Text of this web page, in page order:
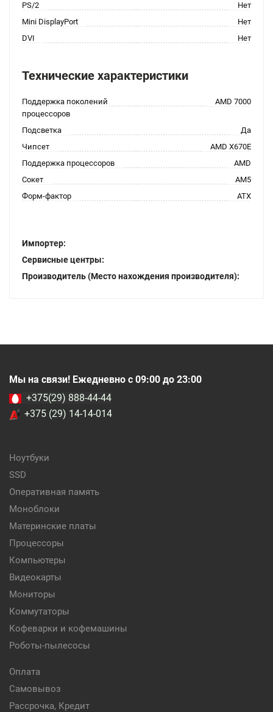
PS/2
Нет
Mini DisplayPort
Нет
DVI
Нет
Технические характеристики
Поддержка поколений
процессоров
AMD 7000
Подсветка
Да
Чипсет
AMD X670E
Поддержка процессоров
AMD
Сокет
AM5
Форм-фактор
ATX
Импортер:
Сервисные центры:
Производитель (Место нахождения производителя):
Мы на связи! Ежедневно с 09:00 до 23:00
+375(29) 888-44-44
+375 (29) 14-14-014
Ноутбуки
SSD
Оперативная память
Моноблоки
Материнские платы
Процессоры
Компьютеры
Видеокарты
Мониторы
Коммутаторы
Кофеварки и кофемашины
Роботы-пылесосы
Оплата
Самовывоз
Рассрочка, Кредит